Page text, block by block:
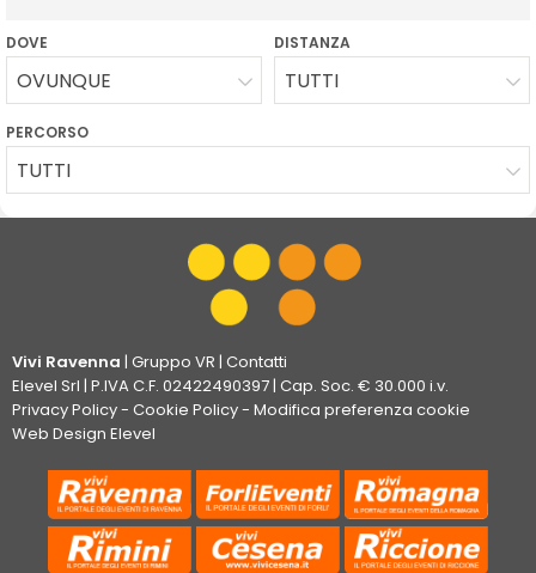
DOVE
OVUNQUE
DISTANZA
TUTTI
PERCORSO
TUTTI
Vivi Ravenna | Gruppo VR | Contatti
Elevel Srl | P.IVA C.F. 02422490397 | Cap. Soc. € 30.000 i.v.
Privacy Policy- Cookie Policy- Modifica preferenza cookie
Web Design Elevel